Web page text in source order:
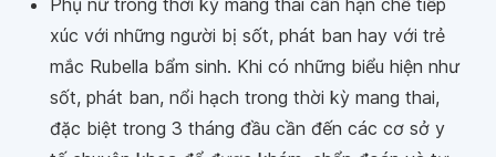
xúc với những người bị sốt, phát ban hay với trẻ
mắc Rubella bẩm sinh. Khi có những biểu hiện như
sốt, phát ban, nổi hạch trong thời kỳ mang thai,
đặc biệt trong 3 tháng đầu cần đến các cơ sở y